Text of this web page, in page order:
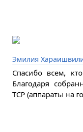
Эмилия
Спасибо всем,
Благодаря
ТСР (аппараты на